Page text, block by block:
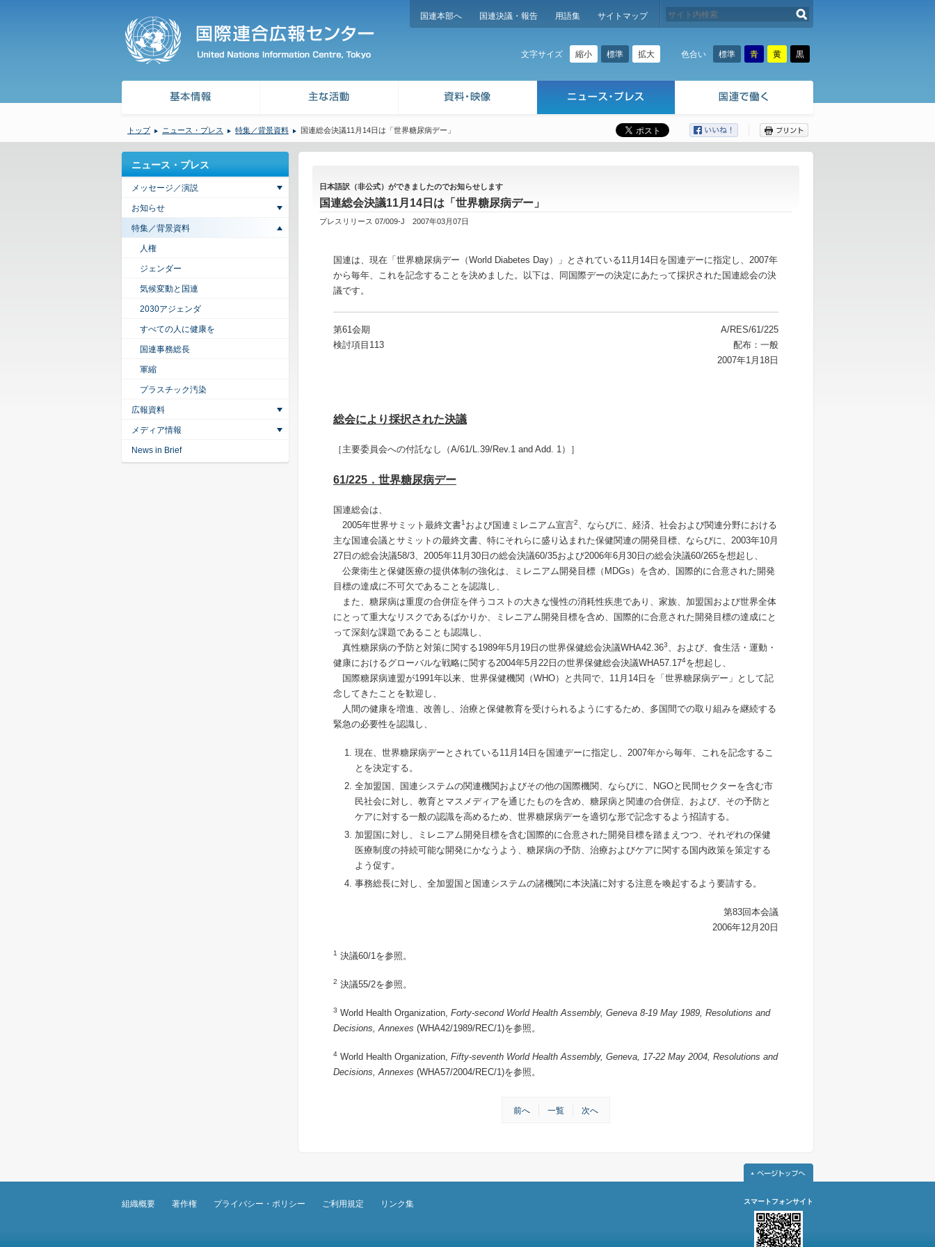
国連本部へ 国連決議・報告 用語集 サイトマップ
文字サイズ 縮小 標準 拡大 色合い 標準 青 黄 黒
トップ ニュース・プレス 特集／背景資料 国連総会決議11月14日は「世界糖尿病デー」
日本語訳（非公式）ができましたのでお知らせします
国連総会決議11月14日は「世界糖尿病デー」
プレスリリース 07/009-J 2007年03月07日
国連は、現在「世界糖尿病デー（World Diabetes Day）」とされている11月14日を国連デーに指定し、2007年
から毎年、これを記念することを決めました。以下は、同国際デーの決定にあたって採択された国連総会の決
議です。
第61会期
検討項目113
A/RES/61/225
配布：一般
2007年1月18日
総会により採択された決議
［主要委員会への付託なし（A/61/L.39/Rev.1 and Add. 1）］
61/225．世界糖尿病デー
国連総会は、
2005年世界サミット最終文書1 および国連ミレニアム宣言2、ならびに、経済、社会および関連分野における
主な国連会議とサミットの最終文書、特にそれらに盛り込まれた保健関連の開発目標、ならびに、2003年10月
27日の総会決議58/3、2005年11月30日の総会決議60/35および2006年6月30日の総会決議60/265を想起し、
公衆衛生と保健医療の提供体制の強化は、ミレニアム開発目標（MDGs）を含め、国際的に合意された開発
目標の達成に不可欠であることを認識し、
また、糖尿病は重度の合併症を伴うコストの大きな慢性の消耗性疾患であり、家族、加盟国および世界全体
にとって重大なリスクであるばかりか、ミレニアム開発目標を含め、国際的に合意された開発目標の達成にと
って深刻な課題であることも認識し、
真性糖尿病の予防と対策に関する1989年5月19日の世界保健総会決議WHA42.363、および、食生活・運動・
健康におけるグローバルな戦略に関する2004年5月22日の世界保健総会決議WHA57.174を想起し、
国際糖尿病連盟が1991年以来、世界保健機関（WHO）と共同で、11月14日を「世界糖尿病デー」として記
念してきたことを歓迎し、
人間の健康を増進、改善し、治療と保健教育を受けられるようにするため、多国間での取り組みを継続する
緊急の必要性を認識し、
現在、世界糖尿病デーとされている11月14日を国連デーに指定し、2007年から毎年、これを記念するこ
とを決定する。
全加盟国、国連システムの関連機関およびその他の国際機関、ならびに、NGOと民間セクターを含む市
民社会に対し、教育とマスメディアを通じたものを含め、糖尿病と関連の合併症、および、その予防と
ケアに対する一般の認識を高めるため、世界糖尿病デーを適切な形で記念するよう招請する。
加盟国に対し、ミレニアム開発目標を含む国際的に合意された開発目標を踏まえつつ、それぞれの保健
医療制度の持続可能な開発にかなうよう、糖尿病の予防、治療およびケアに関する国内政策を策定する
よう促す。
事務総長に対し、全加盟国と国連システムの諸機関に本決議に対する注意を喚起するよう要請する。
第83回本会議
2006年12月20日
1 決議60/1を参照。
2 決議55/2を参照。
3 World Health Organization, Forty-second World Health Assembly, Geneva 8-19 May 1989, Resolutions and
Decisions, Annexes (WHA42/1989/REC/1)を参照。
4 World Health Organization, Fifty-seventh World Health Assembly, Geneva, 17-22 May 2004, Resolutions and
Decisions, Annexes (WHA57/2004/REC/1)を参照。
前へ 一覧 次へ
ニュース・プレス
メッセージ／演説
お知らせ
特集／背景資料
人権
ジェンダー
気候変動と国連
2030アジェンダ
すべての人に健康を
国連事務総長
軍縮
プラスチック汚染
広報資料
メディア情報
News in Brief
組織概要 著作権 プライバシー・ポリシー ご利用規定 リンク集 スマートフォンサイト